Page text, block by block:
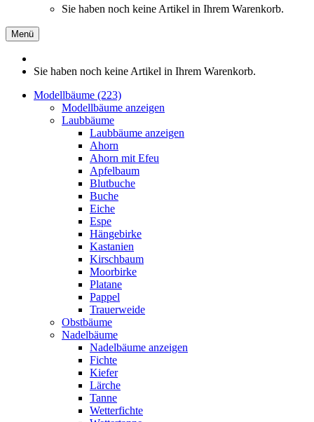
Sie haben noch keine Artikel in Ihrem Warenkorb.
Menü
Sie haben noch keine Artikel in Ihrem Warenkorb.
Modellbäume (223)
Modellbäume anzeigen
Laubbäume
Laubbäume anzeigen
Ahorn
Ahorn mit Efeu
Apfelbaum
Blutbuche
Buche
Eiche
Espe
Hängebirke
Kastanien
Kirschbaum
Moorbirke
Platane
Pappel
Trauerweide
Obstbäume
Nadelbäume
Nadelbäume anzeigen
Fichte
Kiefer
Lärche
Tanne
Wetterfichte